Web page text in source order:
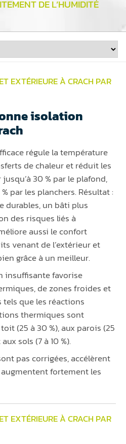
DE L’HUMIDITÉ
EXTÉRIEURE À CRACH PAR
isolation
régule la température
de chaleur et réduit les
30 % par le plafond,
par les planchers. Résultat :
durables, un bâti plus
des risques liés à
aussi le confort
venant de l’extérieur et
grâce à un meilleur.
insuffisante favorise
de zones froides et
que les réactions
thermiques sont
(25 à 30 %), aux parois (25
sols (7 à 10 %).
pas corrigées, accélèrent
fortement les
EXTÉRIEURE À CRACH PAR